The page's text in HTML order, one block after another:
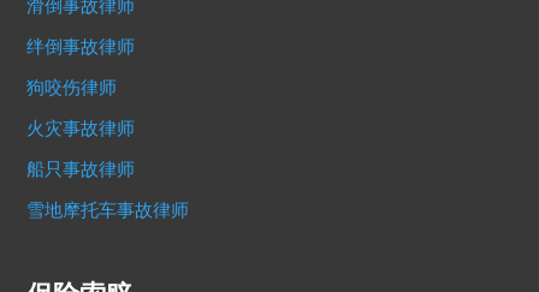
滑倒事故律师
绊倒事故律师
狗咬伤律师
火灾事故律师
船只事故律师
雪地摩托车事故律师